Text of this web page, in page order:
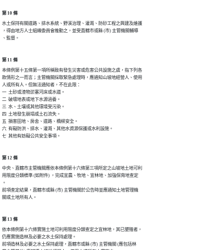
第 10 條
水土保持有關道路、排水系統、野溪治理、灌溉、防砂工程之興建及維護
，得由地方人士組織委員會推動之，並受直轄市或縣 (市) 主管機關輔導
、監督。
第 11 條
本條例第十五條第一項所稱致有發生災害或危害公共設施之虞，指下列各
款情形之一而言；主管機關採取緊急處理時，應通知山坡地經營人、使用
人或所有人。但無法通知者，不在此限：
一  土砂或渣物淤塞河床或水道。
二  破壞地表或地下水源涵養。
三  水、土壤或其他環境受污染。
四  土地發生崩塌或土石流失。
五  損害田地、房舍、道路、橋樑安全。
六  有礙防洪、排水、灌溉、其他水資源保護或水利設施。
七  其他有妨礙公共安全事項。
第 12 條
中央、直轄市主管機關應依本條例第十六條第三項所定之山坡地土地可利
用限度分類標準 (如附件) ，完成宜農、牧地、宜林地、加強保育地查定
。
前項查定結果，直轄市或縣 (市) 主管機關於公告時並應通知土地管理機
關或土地所有人。
第 13 條
依本條例第十六條實施土地可利用限度分類查定之宜林地，其已墾殖者，
仍應實施造林及必要之水土保持處理。
前項造林及必要之水土保持處理，直轄市或縣 (市) 主管機關 (應包括林